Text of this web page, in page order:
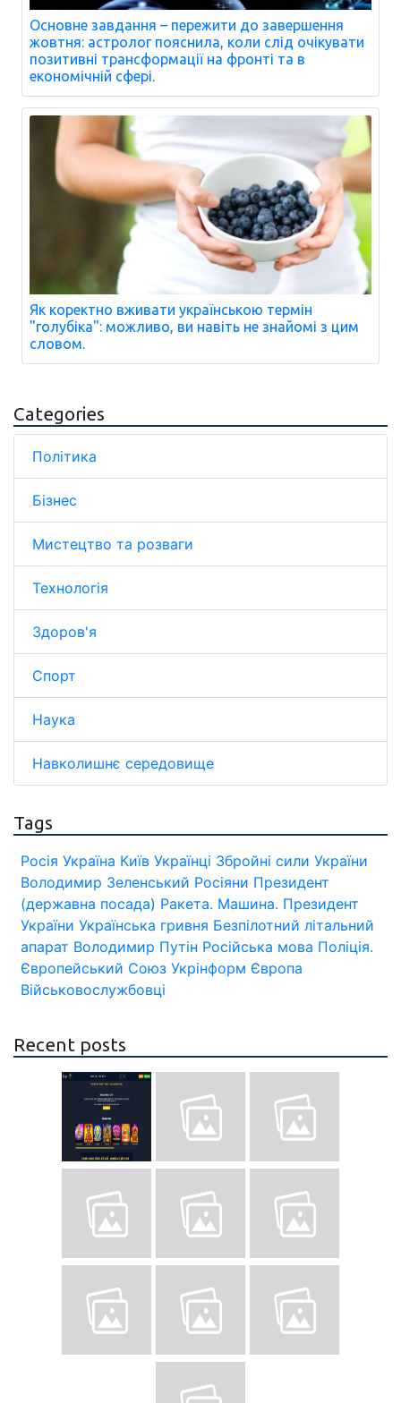
Основне завдання – пережити до завершення
жовтня: астролог пояснила, коли слід очікувати
позитивні трансформації на фронті та в
економічній сфері.
Як коректно вживати українською термін
"голубіка": можливо, ви навіть не знайомі з цим
словом.
Categories
Політика
Бізнес
Мистецтво та розваги
Технологія
Здоров'я
Спорт
Наука
Навколишнє середовище
Tags
Росія Україна Київ Українці Збройні сили України
Володимир Зеленський Росіяни Президент
(державна посада) Ракета. Машина. Президент
України Українська гривня Безпілотний літальний
апарат Володимир Путін Російська мова Поліція.
Європейський Союз Укрінформ Європа
Військовослужбовці
Recent posts